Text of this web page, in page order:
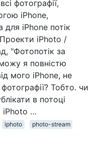
фотографії,
iPhone,
iPhone потік
iPhoto /
"Фотопотік за
я повністю
мого iPhone, не
Тобто. чи
в потоці
iPhoto …
iphoto
photo-stream